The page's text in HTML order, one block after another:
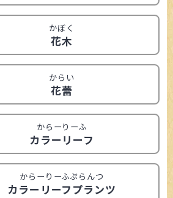
かぼく
花木
からい
花蕾
からーりーふ
カラーリーフ
からーりーふぷらんつ
カラーリーフプランツ